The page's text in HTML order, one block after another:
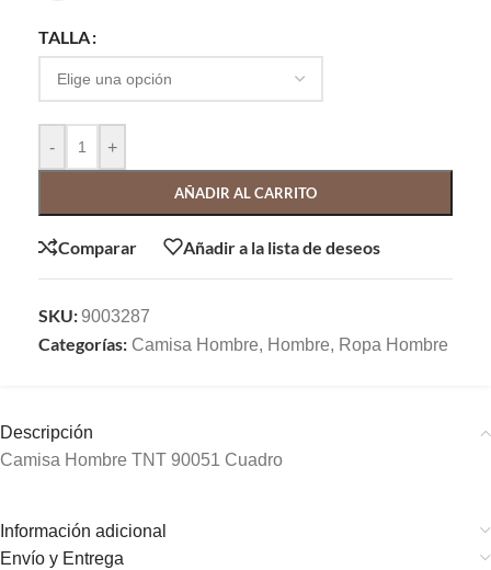
TALLA
- +
AÑADIR AL CARRITO
Comparar Añadir a la lista de deseos
SKU:9003287
Categorías: Camisa Hombre, Hombre, Ropa Hombre
Descripción
Camisa Hombre TNT 90051 Cuadro
Información adicional
Envío y Entrega